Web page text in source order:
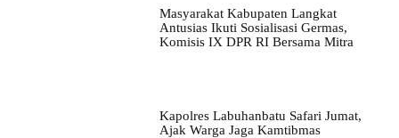
Masyarakat Kabupaten Langkat
Antusias Ikuti Sosialisasi Germas,
Komisis IX DPR RI Bersama Mitra
Kapolres Labuhanbatu Safari Jumat,
Ajak Warga Jaga Kamtibmas